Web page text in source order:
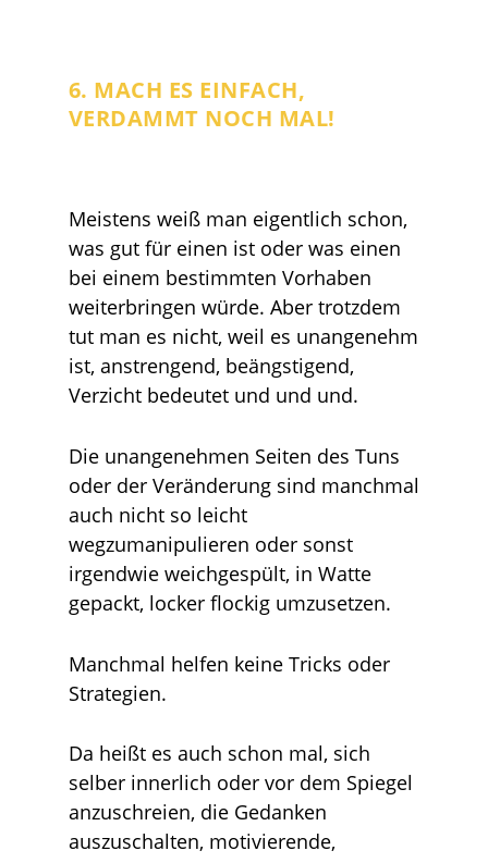
6. MACH ES EINFACH,
VERDAMMT NOCH MAL!
Meistens weiß man eigentlich schon,
was gut für einen ist oder was einen
bei einem bestimmten Vorhaben
weiterbringen würde. Aber trotzdem
tut man es nicht, weil es unangenehm
ist, anstrengend, beängstigend,
Verzicht bedeutet und und und.
Die unangenehmen Seiten des Tuns
oder der Veränderung sind manchmal
auch nicht so leicht
wegzumanipulieren oder sonst
irgendwie weichgespült, in Watte
gepackt, locker flockig umzusetzen.
Manchmal helfen keine Tricks oder
Strategien.
Da heißt es auch schon mal, sich
selber innerlich oder vor dem Spiegel
anzuschreien, die Gedanken
auszuschalten, motivierende,